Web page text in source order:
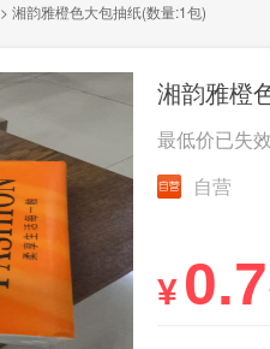
> 湘韵雅橙色大包抽纸(数量:1包)
湘韵雅橙
最低价已失效
自营
¥ 0.7